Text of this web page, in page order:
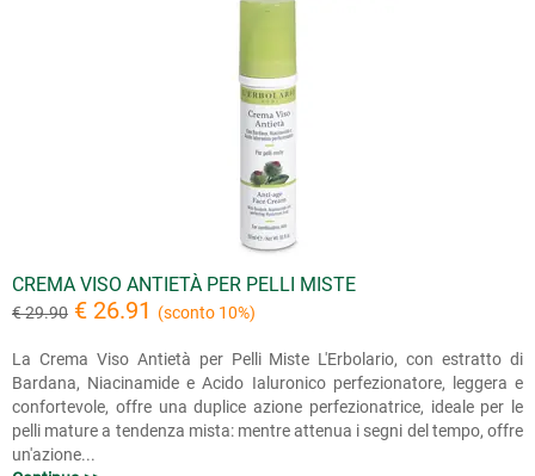
CREMA VISO ANTIETÀ PER PELLI MISTE
€ 29.90 € 26.91 (sconto 10%)
La Crema Viso Antietà per Pelli Miste L'Erbolario, con estratto di
Bardana, Niacinamide e Acido Ialuronico perfezionatore, leggera e
confortevole, offre una duplice azione perfezionatrice, ideale per le
pelli mature a tendenza mista: mentre attenua i segni del tempo, offre
un'azione...